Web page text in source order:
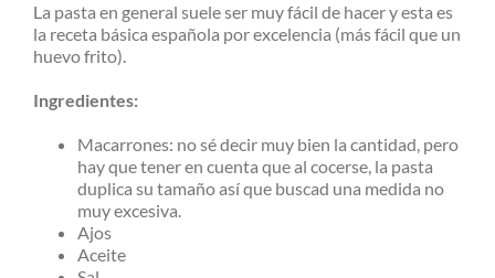
La pasta en general suele ser muy fácil de hacer y esta es
la receta básica española por excelencia (más fácil que un
huevo frito).
Ingredientes:
Macarrones: no sé decir muy bien la cantidad, pero
hay que tener en cuenta que al cocerse, la pasta
duplica su tamaño así que buscad una medida no
muy excesiva.
Ajos
Aceite